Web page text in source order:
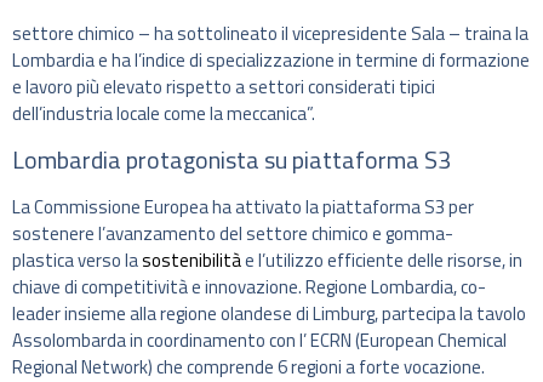
settore chimico – ha sottolineato il vicepresidente Sala – traina la
Lombardia e ha l’indice di specializzazione in termine di formazione
e lavoro più elevato rispetto a settori considerati tipici
dell’industria locale come la meccanica”.
Lombardia protagonista su piattaforma S3
La Commissione Europea ha attivato la piattaforma S3 per
sostenere l’avanzamento del settore chimico e gomma-
plastica verso lasostenibilitàe l’utilizzo efficiente delle risorse, in
chiave di competitività e innovazione. Regione Lombardia, co-
leader insieme alla regione olandese di Limburg, partecipa la tavolo
Assolombarda in coordinamento con l’ ECRN (European Chemical
Regional Network) che comprende 6 regioni a forte vocazione.